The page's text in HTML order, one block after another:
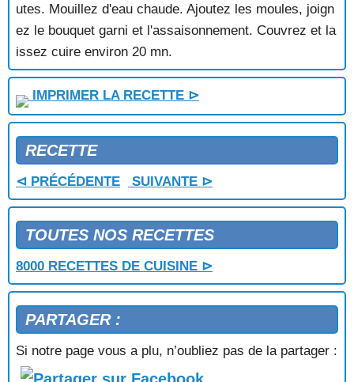
SPAGHETTIS AUX CREVETTES
SPAGHETTIS AUX FRUITS DE MER
SPAGHETTIS AUX MOULES
SPAGHETTIS AUX PALOURDES
SPAGHETTIS DE LA MER EN PAPILLOTES
TAGLIATELLE AUX GAMBAS
TAGLIATELLES AUX FRUITS DE MER
TARTE AUX CREVETTES
TARTE AUX MOULES
TOMATES FARCIES AU CRABE
TOMATES FARCIES AU CRABE ET AUX CREVETTES
TOURTEAUX FARCIS SAUCE FINES HERBES
TOURTEAUX SAUCE GRIBICHE
TURBAN DE POISSON AUX COQUILLES SAINT
JACQUES
utes. Mouillez d'eau chaude. Ajoutez les moules, joign
ez le bouquet garni et l'assaisonnement. Couvrez et la
issez cuire environ 20 mn.
IMPRIMER LA RECETTE ⊳
RECETTE
⊲ PRÉCÉDENTE SUIVANTE ⊳
TOUTES NOS RECETTES
8000 RECETTES DE CUISINE ⊳
PARTAGER :
Si notre page vous a plu, n’oubliez pas de la partager :